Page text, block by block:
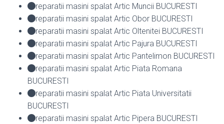
reparatii masini spalat Artic Muncii BUCURESTI
reparatii masini spalat Artic Obor BUCURESTI
reparatii masini spalat Artic Oltenitei BUCURESTI
reparatii masini spalat Artic Pajura BUCURESTI
reparatii masini spalat Artic Pantelimon BUCURESTI
reparatii masini spalat Artic Piata Romana
BUCURESTI
reparatii masini spalat Artic Piata Universitatii
BUCURESTI
reparatii masini spalat Artic Pipera BUCURESTI